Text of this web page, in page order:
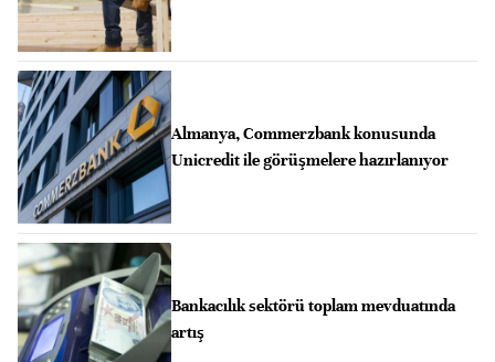
Almanya, Commerzbank konusunda
Unicredit ile görüşmelere hazırlanıyor
Bankacılık sektörü toplam mevduatında
artış